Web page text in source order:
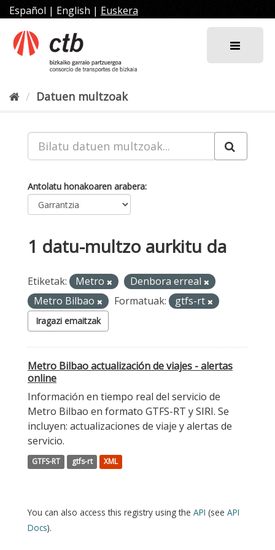
Joan
edukira
Español | English | Euskera
Datuen multzoak
Antolatu honakoaren arabera
1 datu-multzo aurkitu da
Etiketak: Metro
Denbora erreal
Metro Bilbao
Formatuak: gtfs-rt
Iragazi emaitzak
Metro Bilbao actualización de viajes - alertas
online
Información en tiempo real del servicio de
Metro Bilbao en formato GTFS-RT y SIRI. Se
incluyen: actualizaciones de viaje y alertas de
servicio.
GTFS-RT gtfs-rt XML
You can also access this registry using the API (see API
Docs).